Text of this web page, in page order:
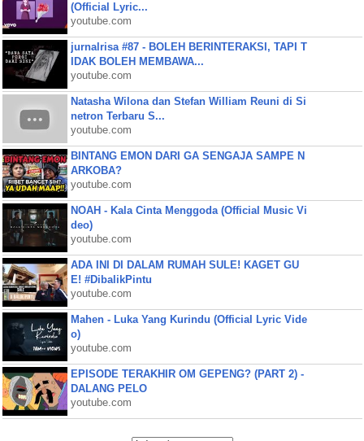
(Official Lyric...
youtube.com
jurnalrisa #87 - BOLEH BERINTERAKSI, TAPI T
IDAK BOLEH MEMBAWA...
youtube.com
Natasha Wilona dan Stefan William Reuni di Si
netron Terbaru S...
youtube.com
BINTANG EMON DARI GA SENGAJA SAMPE N
ARKOBA?
youtube.com
NOAH - Kala Cinta Menggoda (Official Music Vi
deo)
youtube.com
ADA INI DI DALAM RUMAH SULE! KAGET GU
E! #DibalikPintu
youtube.com
Mahen - Luka Yang Kurindu (Official Lyric Vide
o)
youtube.com
EPISODE TERAKHIR OM GEPENG? (PART 2) -
DALANG PELO
youtube.com